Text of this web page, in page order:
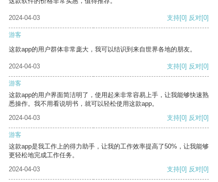
2024-04-03 支持[0] 反对[0]
游客
这款app的用户群体非常庞大，我可以结识到来自世界各地的朋友。
2024-04-03 支持[0] 反对[0]
游客
这款app的用户界面简洁明了，使用起来非常容易上手，让我能够快速熟
悉操作。我不用看说明书，就可以轻松使用这款app。
2024-04-03
支持[0] 反对[0]
游客
这款app是我工作上的得力助手，让我的工作效率提高了50%，让我能够
更轻松地完成工作任务。
2024-04-03
支持[0] 反对[0]